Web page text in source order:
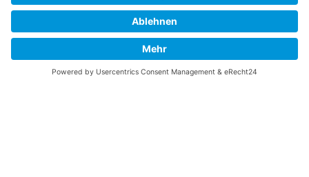
Fortress? Ich könnte Ihnen helfen, die Informationen
zu finden, die Sie suchen? Ich würde mich sehr
freuen, wenn Sie meine Arbeit jetzt mit
Meunterstützen!